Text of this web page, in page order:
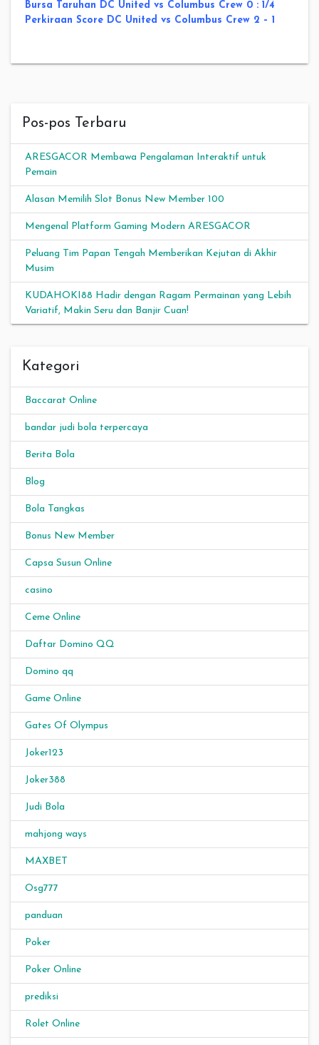
Bursa Taruhan DC United vs Columbus Crew 0 : 1/4
Perkiraan Score DC United vs Columbus Crew 2 – 1
Pos-pos Terbaru
ARESGACOR Membawa Pengalaman Interaktif untuk
Pemain
Alasan Memilih Slot Bonus New Member 100
Mengenal Platform Gaming Modern ARESGACOR
Peluang Tim Papan Tengah Memberikan Kejutan di Akhir
Musim
KUDAHOKI88 Hadir dengan Ragam Permainan yang Lebih
Variatif, Makin Seru dan Banjir Cuan!
Kategori
Baccarat Online
bandar judi bola terpercaya
Berita Bola
Blog
Bola Tangkas
Bonus New Member
Capsa Susun Online
casino
Ceme Online
Daftar Domino QQ
Domino qq
Game Online
Gates Of Olympus
Joker123
Joker388
Judi Bola
mahjong ways
MAXBET
Osg777
panduan
Poker
Poker Online
prediksi
Rolet Online